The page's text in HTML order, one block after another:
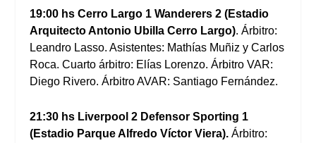
19:00 hs Cerro Largo 1 Wanderers 2 (Estadio
Arquitecto Antonio Ubilla Cerro Largo). Árbitro:
Leandro Lasso. Asistentes: Mathías Muñiz y Carlos
Roca. Cuarto árbitro: Elías Lorenzo. Árbitro VAR:
Diego Rivero. Árbitro AVAR: Santiago Fernández.
21:30 hs Liverpool 2 Defensor Sporting 1
(Estadio Parque Alfredo Víctor Viera).Árbitro: